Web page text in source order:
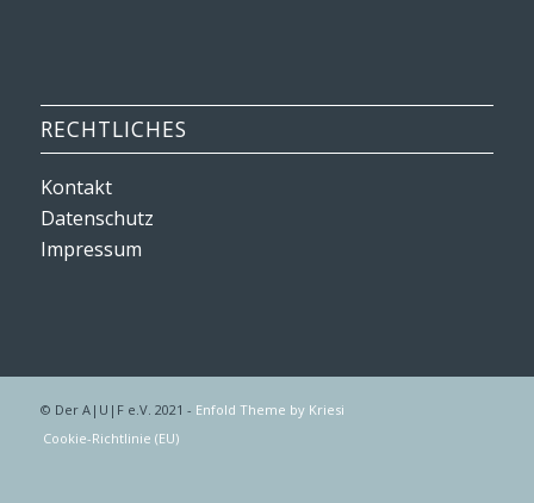
RECHTLICHES
Kontakt
Datenschutz
Impressum
© Der A|U|F e.V. 2021 - Enfold Theme by Kriesi
Cookie-Richtlinie (EU)